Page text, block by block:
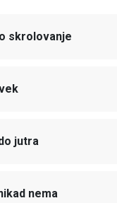
skrolovanje
jutra
nema